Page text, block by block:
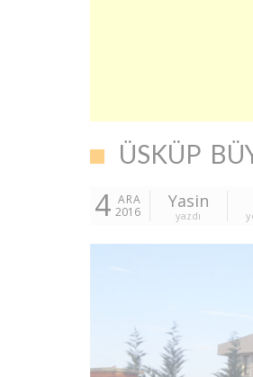
ÜSKÜP
4 ARA
2016
Yasin
yazdı